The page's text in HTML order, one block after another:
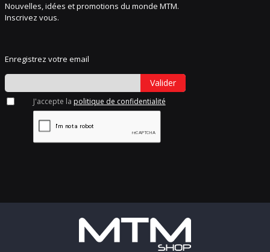
Nouvelles, idées et promotions du monde MTM.
Inscrivez vous.
Enregistrez votre email
Valider
J'accepte la politique de confidentialité